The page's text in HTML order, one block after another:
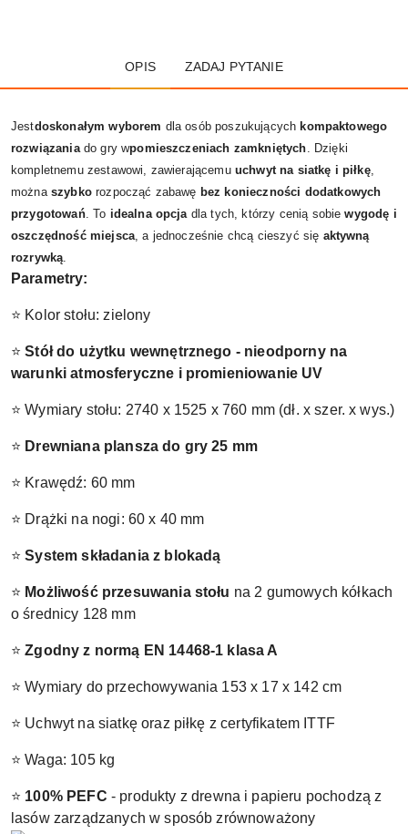
OPIS ZADAJ PYTANIE
Jestdoskonałym wyborem dla osób poszukujących kompaktowego
rozwiązaniado gry wpomieszczeniach zamkniętych . Dzięki
kompletnemu zestawowi, zawierającemu uchwyt na siatkę i piłkę,
można szybkorozpocząć zabawę bez konieczności dodatkowych
przygotowań. To idealna opcja dla tych, którzy cenią sobiewygodę i
oszczędność miejsca , a jednocześnie chcą cieszyć się aktywną
rozrywką
Parametry:
⭐ Kolor stołu: zielony
⭐Stół do użytku wewnętrznego - nieodporny na
warunki atmosferyczne i promieniowanie UV
⭐ Wymiary stołu: 2740 x 1525 x 760 mm (dł. x szer. x wys.)
⭐ Drewniana plansza do gry 25 mm
⭐ Krawędź: 60 mm
⭐ Drążki na nogi: 60 x 40 mm
⭐System składania z blokadą
⭐ Możliwość przesuwania stołu na 2 gumowych kółkach
o średnicy 128 mm
⭐Zgodny z normą EN 14468-1 klasa A
⭐ Wymiary do przechowywania 153 x 17 x 142 cm
⭐ Uchwyt na siatkę oraz piłkę z certyfikatem ITTF
⭐ Waga: 105 kg
⭐ 100% PEFC - produkty z drewna i papieru pochodzą z
lasów zarządzanych w sposób zrównoważony